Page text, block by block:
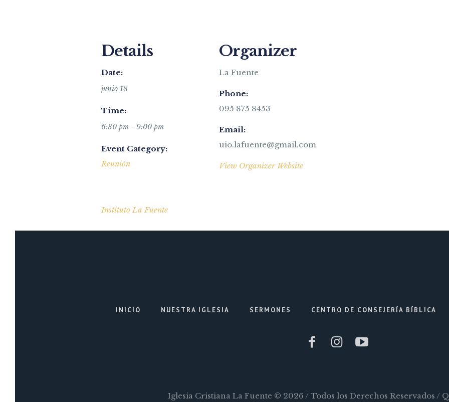
Details
Date:
junio 18
Time:
6:30 pm - 9:00 pm
Event Category:
Reunión
Organizer
La Fuente
Phone:
095 875 8453
Email:
uio.lafuente@gmail.com
View Organizer Website
Instituto La Fuente
INICIO NUESTRA IGLESIA SERMONES CENTRO DE CONSEJERÍA BÍBLICA
Iglesia Cristiana La Fuente © 2026 / Todos los Derechos Reservados /